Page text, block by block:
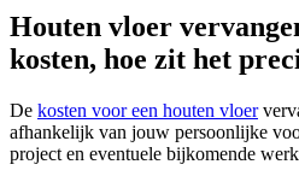
Houten vloer
kosten, hoe zit het
De kosten voor een houten vloer
afhankelijk van jouw persoonlijke
project en eventuele bijkomende